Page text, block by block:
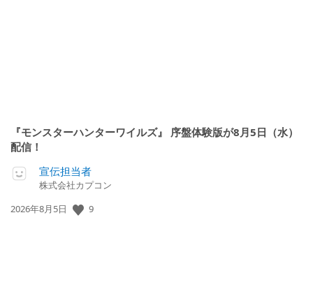
『モンスターハンターワイルズ』 序盤体験版が8月5日（水）
配信！
宣伝担当者
株式会社カプコン
公
2026年8月5日 9